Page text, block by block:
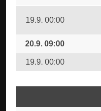
19.9. 00:00
20.9. 09:00
19.9. 00:00